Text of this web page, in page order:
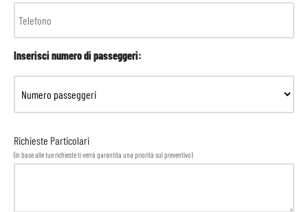
Inserisci numero di passeggeri:
Richieste Particolari
(in base alle tue richieste ti verrà garantita una priorità sul preventivo)